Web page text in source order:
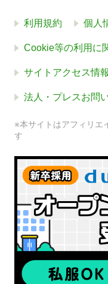
利用規約 個人
Cookie等の利用に
サイトアクセス情
法人・プレスお問
※本サイトはアフィリエ
す